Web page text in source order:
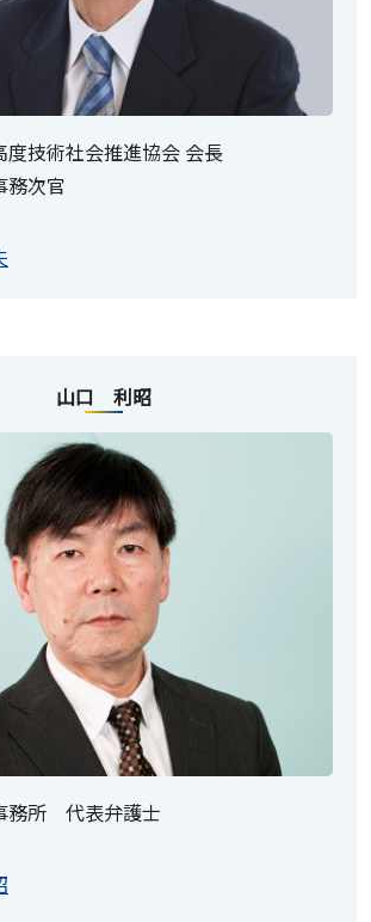
度技術社会推進協会 会長
務次官
山口 利昭
務所 代表弁護士